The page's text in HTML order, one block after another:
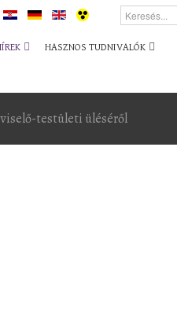
HASZNOS TUDNIVALÓK
testületi üléséről